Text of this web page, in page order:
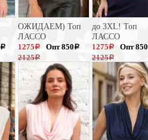
a
ОЖИДАЕМ) Топ
ЛАССО
1275 a
2125a
Опт 850 a
до 3XL! Топ
ЛАССО
1275 a
2125a
Опт 850